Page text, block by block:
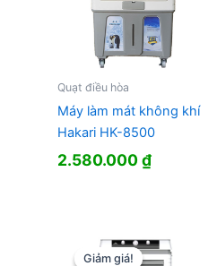
Quạt điều hòa
Máy làm mát không khí
Hakari HK-8500
2.580.000₫
Giảm giá!
Giảm giá!